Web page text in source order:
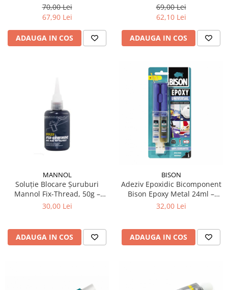
70,00 Lei
67,90 Lei
ADAUGA IN COS
69,00 Lei
62,10 Lei
ADAUGA IN COS
MANNOL
Soluție Blocare Șuruburi
Mannol Fix-Thread, 50g –
Rezistență la Vibrații și
30,00 Lei
ADAUGA IN COS
BISON
Adeziv Epoxidic Bicomponent
Bison Epoxy Metal 24ml –
Rezistenta Extrema 220
32,00 Lei
ADAUGA IN COS